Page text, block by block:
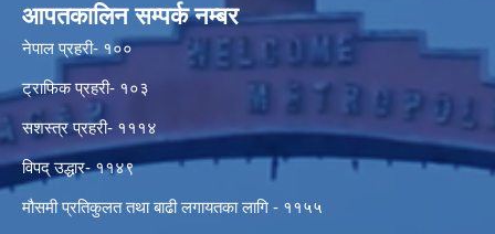
आपतकालिन सम्पर्क नम्बर
नेपाल प्रहरी- १००
ट्राफिक प्रहरी- १०३
सशस्त्र प्रहरी- १११४
विपद् उद्धार- ११४९
मौसमी प्रतिकुलत तथा बाढी लगायतका लागि - ११५५